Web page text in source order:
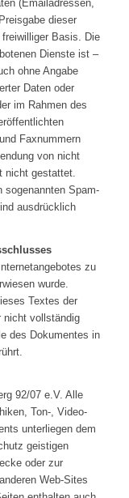
(Emailadressen,
dieser
Basis. Die
Dienste ist –
ohne Angabe
Daten oder
im Rahmen des
Faxnummern
von nicht
nicht gestattet.
sogenannten Spam-
ausdrücklich
zu
wurde.
Textes der
nicht vollständig
des Dokumentes in
92/07 e.V. Alle
Ton-, Video-
unterliegen dem
geistigen
oder zur
Web-Sites